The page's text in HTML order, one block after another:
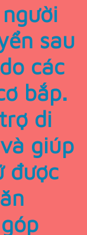
sau
các
bắp.
di
giúp
được